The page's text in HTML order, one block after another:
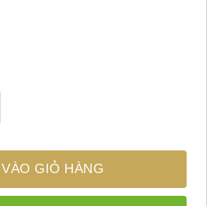
OLIVO SteamFry Xtra – Phiên Bản
GIỎ HÀNG